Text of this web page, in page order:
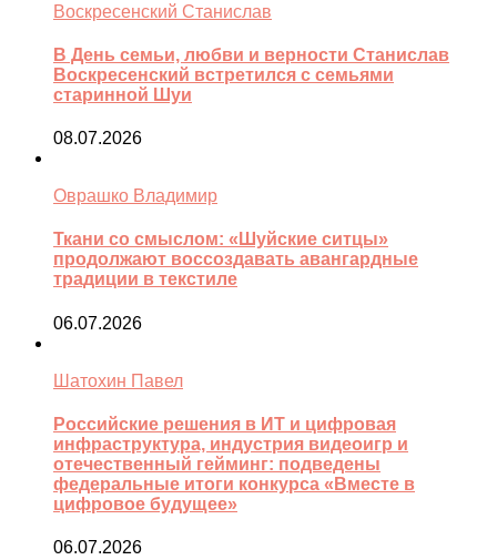
Воскресенский Станислав
В День семьи, любви и верности Станислав
Воскресенский встретился с семьями
старинной Шуи
08.07.2026
Оврашко Владимир
Ткани со смыслом: «Шуйские ситцы»
продолжают воссоздавать авангардные
традиции в текстиле
06.07.2026
Шатохин Павел
Российские решения в ИТ и цифровая
инфраструктура, индустрия видеоигр и
отечественный гейминг: подведены
федеральные итоги конкурса «Вместе в
цифровое будущее»
06.07.2026